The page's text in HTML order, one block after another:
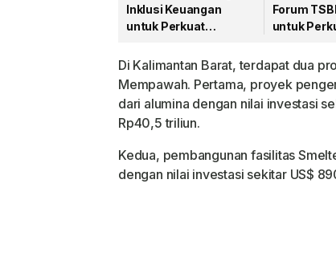
Inklusi Keuangan
untuk Perkuat
Kalimantan Barat
Forum
untuk
Usaha
Di Kalimantan Barat, terdapat dua
Mempawah. Pertama, proyek
dari alumina dengan nilai investasi
Rp40,5 triliun.
Kedua, pembangunan fasilitas
dengan nilai investasi sekitar US$